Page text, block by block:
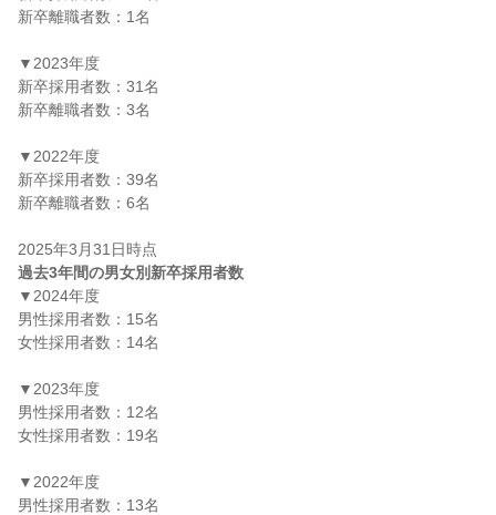
新卒離職者数：1名
▼2023年度
新卒採用者数：31名
新卒離職者数：3名
▼2022年度
新卒採用者数：39名
新卒離職者数：6名
過去3年間の男女別新卒採用者数
▼2024年度
男性採用者数：15名
女性採用者数：14名
▼2023年度
男性採用者数：12名
女性採用者数：19名
▼2022年度
男性採用者数：13名